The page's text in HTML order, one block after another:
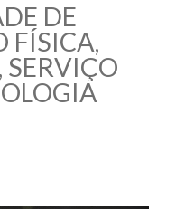
DE
FÍSICA,
SERVIÇO